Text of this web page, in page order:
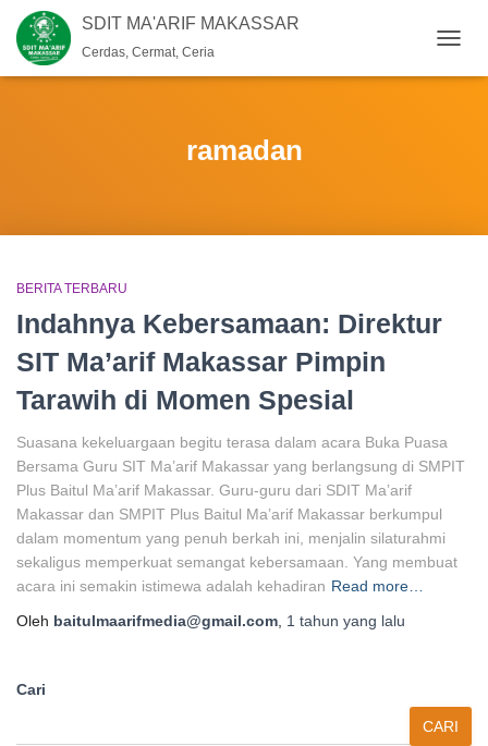
SDIT MA'ARIF MAKASSAR
Cerdas, Cermat, Ceria
ramadan
BERITA TERBARU
Indahnya Kebersamaan: Direktur
SIT Ma’arif Makassar Pimpin
Tarawih di Momen Spesial
Suasana kekeluargaan begitu terasa dalam acara Buka Puasa
Bersama Guru SIT Ma’arif Makassar yang berlangsung di SMPIT
Plus Baitul Ma’arif Makassar. Guru-guru dari SDIT Ma’arif
Makassar dan SMPIT Plus Baitul Ma’arif Makassar berkumpul
dalam momentum yang penuh berkah ini, menjalin silaturahmi
sekaligus memperkuat semangat kebersamaan. Yang membuat
acara ini semakin istimewa adalah kehadiran Read more…
Oleh baitulmaarifmedia@gmail.com 1 tahun yang lalu
Cari
CARI